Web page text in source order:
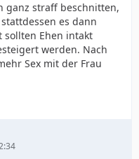
ganz straff beschnitten,
es dann
sollten Ehen intakt
werden. Nach
Sex mit der Frau